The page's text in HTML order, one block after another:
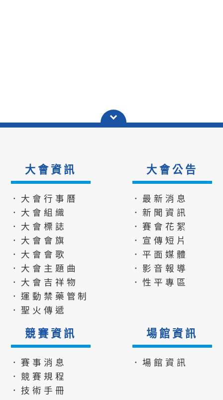
大會資訊
．大會行事曆
．大會組織
．大會標誌
．大會會旗
．大會會歌
．大會主題曲
．大會吉祥物
．運動禁藥管制
．聖火傳遞
大會公告
．最新消息
．新聞資訊
．賽會花絮
．宣傳短片
．平面媒體
．影音報導
．性平專區
競賽資訊
．賽事消息
．競賽規程
．技術手冊
場館資訊
．場館資訊